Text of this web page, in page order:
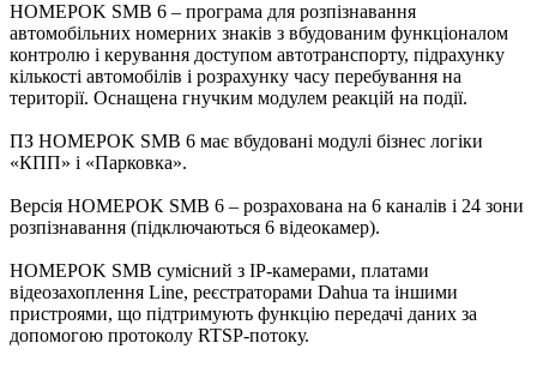
HOMEPOK SMB 6 – програма для розпізнавання
автомобільних номерних знаків з вбудованим функціоналом
контролю і керування доступом автотранспорту, підрахунку
кількості автомобілів і розрахунку часу перебування на
території. Оснащена гнучким модулем реакцій на події.
ПЗ HOMEPOK SMB 6 має вбудовані модулі бізнес логіки
«КПП» і «Парковка».
Версія HOMEPOK SMB 6 – розрахована на 6 каналів і 24 зони
розпізнавання (підключаються 6 відеокамер).
HOMEPOK SMB сумісний з IP-камерами, платами
відеозахоплення Line, реєстраторами Dahua та іншими
пристроями, що підтримують функцію передачі даних за
допомогою протоколу RTSP-потоку.